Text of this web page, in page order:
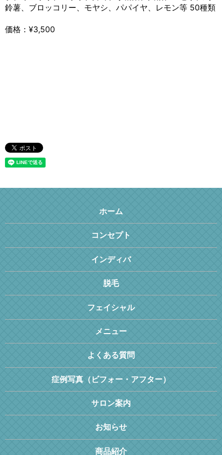
鈴薯、ブロッコリー、モヤシ、パパイヤ、レモン等 50種類
価格：¥3,500
ホーム
コンセプト
インディバ
脱毛
フェイシャル
メニュー
よくある質問
症例写真（ビフォー・アフター）
サロン案内
お知らせ
商品紹介